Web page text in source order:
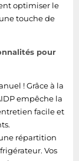
optimiser le
touche de
pour
! Grâce à la
empêche la
facile et
répartition
Vos